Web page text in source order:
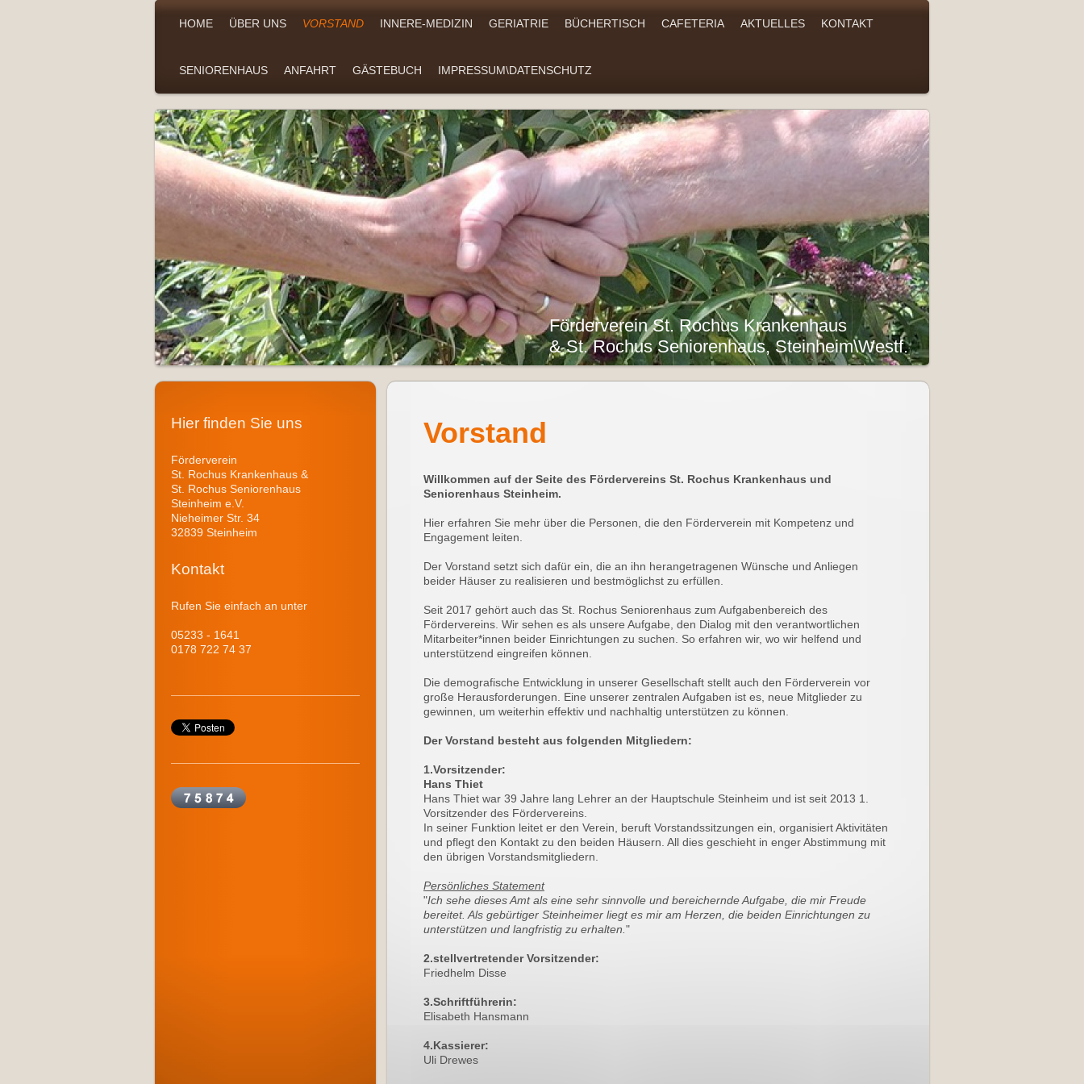
HOME ÜBER UNS VORSTAND INNERE-MEDIZIN GERIATRIE BÜCHERTISCH CAFETERIA AKTUELLES KONTAKT
SENIORENHAUS ANFAHRT GÄSTEBUCH IMPRESSUM\DATENSCHUTZ
Förderverein St. Rochus Krankenhaus
& St. Rochus Seniorenhaus, Steinheim\Westf.
Vorstand
Willkommen auf der Seite des Fördervereins St. Rochus Krankenhaus und
Seniorenhaus Steinheim.
Hier erfahren Sie mehr über die Personen, die den Förderverein mit Kompetenz und
Engagement leiten.
Der Vorstand setzt sich dafür ein, die an ihn herangetragenen Wünsche und Anliegen
beider Häuser zu realisieren und bestmöglichst zu erfüllen.
Seit 2017 gehört auch das St. Rochus Seniorenhaus zum Aufgabenbereich des
Fördervereins. Wir sehen es als unsere Aufgabe, den Dialog mit den verantwortlichen
Mitarbeiter*innen beider Einrichtungen zu suchen. So erfahren wir, wo wir helfend und
unterstützend eingreifen können.
Die demografische Entwicklung in unserer Gesellschaft stellt auch den Förderverein vor
große Herausforderungen. Eine unserer zentralen Aufgaben ist es, neue Mitglieder zu
gewinnen, um weiterhin effektiv und nachhaltig unterstützen zu können.
Der Vorstand besteht aus folgenden Mitgliedern:
1.Vorsitzender:
Hans Thiet
Hans Thiet war 39 Jahre lang Lehrer an der Hauptschule Steinheim und ist seit 2013 1.
Vorsitzender des Fördervereins.
In seiner Funktion leitet er den Verein, beruft Vorstandssitzungen ein, organisiert Aktivitäten
und pflegt den Kontakt zu den beiden Häusern. All dies geschieht in enger Abstimmung mit
den übrigen Vorstandsmitgliedern.
Persönliches Statement
"Ich sehe dieses Amt als eine sehr sinnvolle und bereichernde Aufgabe, die mir Freude
bereitet. Als gebürtiger Steinheimer liegt es mir am Herzen, die beiden Einrichtungen zu
unterstützen und langfristig zu erhalten. "
2.stellvertretender Vorsitzender:
Friedhelm Disse
3.Schriftführerin:
Elisabeth Hansmann
4.Kassierer:
Uli Drewes
Hier finden Sie uns
Förderverein
St. Rochus Krankenhaus &
St. Rochus Seniorenhaus
Steinheim e.V.
Nieheimer Str. 34
32839 Steinheim
Kontakt
Rufen Sie einfach an unter
05233 - 1641
0178 722 74 37